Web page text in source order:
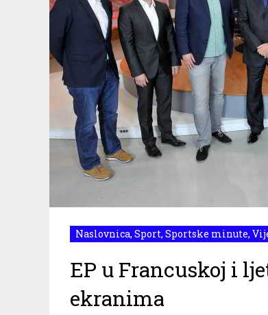
Naslovnica, Sport, Sportske minute,
EP u Francuskoj i
ekranima